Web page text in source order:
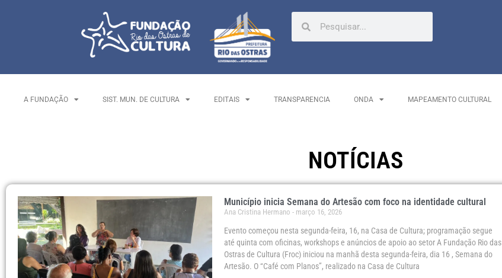
A FUNDAÇÃO SIST. MUN. DE CULTURA EDITAIS TRANSPARENCIA ONDA MAPEAMENTO CULTURAL
NOTÍCIAS
Município inicia Semana do Artesão com foco na identidade cultural
Ana Cristina Hermano março 16, 2026
Evento começou nesta segunda-feira, 16, na Casa de Cultura; programação segue
até quinta com oficinas, workshops e anúncios de apoio ao setor A Fundação Rio das
Ostras de Cultura (Froc) iniciou na manhã desta segunda-feira, dia 16 , Semana do
Artesão. O “Café com Planos”, realizado na Casa de Cultura